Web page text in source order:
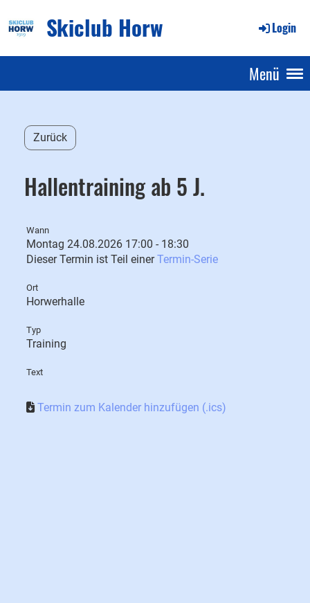
Skiclub Horw Login
Menü
Zurück
Hallentraining ab 5 J.
Wann
Montag 24.08.2026 17:00 - 18:30
Dieser Termin ist Teil einerTermin-Serie
Ort
Horwerhalle
Typ
Training
Text
Termin zum Kalender hinzufügen (.ics)